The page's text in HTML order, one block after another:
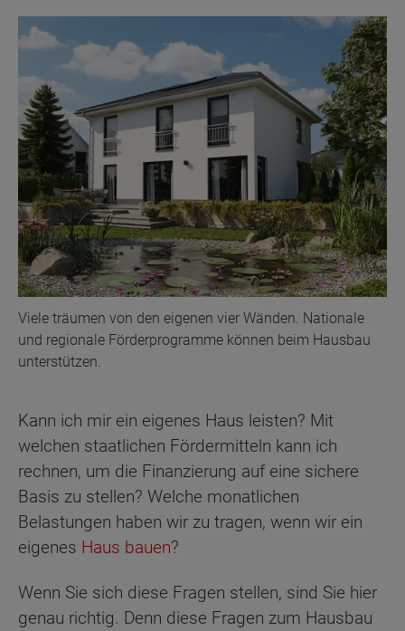
Viele träumen von den eigenen vier Wänden. Nationale
und regionale Förderprogramme können beim Hausbau
unterstützen.
Kann ich mir ein eigenes Haus leisten? Mit
welchen staatlichen Fördermitteln kann ich
rechnen, um die Finanzierung auf eine sichere
Basis zu stellen? Welche monatlichen
Belastungen haben wir zu tragen, wenn wir ein
eigenes Haus bauen?
Wenn Sie sich diese Fragen stellen, sind Sie hier
genau richtig. Denn diese Fragen zum Hausbau